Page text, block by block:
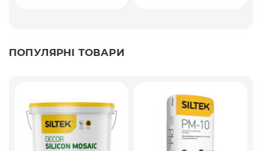
ПОПУЛЯРНІ ТОВАРИ